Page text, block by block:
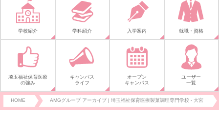
学校紹介 学科紹介 入学案内 就職・資格
埼玉福祉保育医療
の強み
キャンパス
ライフ
オープン
キャンパス
ユーザー
一覧
HOME AMGグループ アーカイブ | 埼玉福祉保育医療製菓調理専門学校 - 大宮